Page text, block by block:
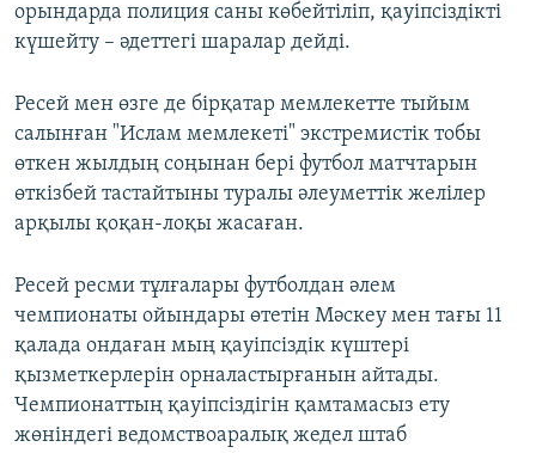
орындарда полиция саны көбейтіліп, қауіпсіздікті
күшейту – әдеттегі шаралар дейді.
Ресей мен өзге де бірқатар мемлекетте тыйым
салынған "Ислам мемлекеті" экстремистік тобы
өткен жылдың соңынан бері футбол матчтарын
өткізбей тастайтыны туралы әлеуметтік желілер
арқылы қоқан-лоқы жасаған.
Ресей ресми тұлғалары футболдан әлем
чемпионаты ойындары өтетін Мәскеу мен тағы 11
қалада ондаған мың қауіпсіздік күштері
қызметкерлерін орналастырғанын айтады.
Чемпионаттың қауіпсіздігін қамтамасыз ету
жөніндегі ведомствоаралық жедел штаб